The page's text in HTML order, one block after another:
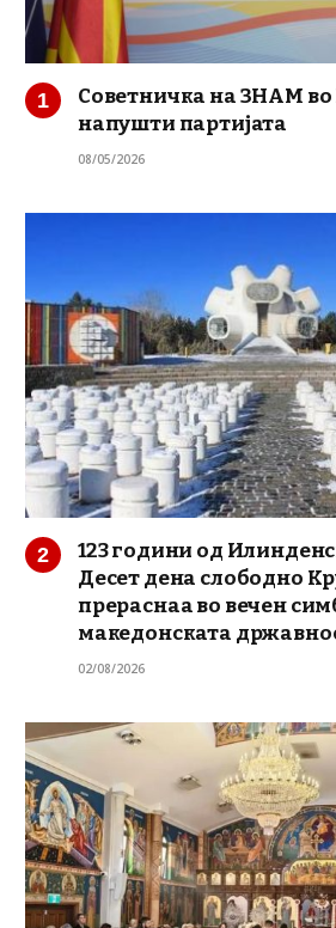
Советничка на ЗНАМ во
напушти партијата
08/05/2026
123 години од
Десет дена слободно
прераснаа во вечен
македонската
02/08/2026